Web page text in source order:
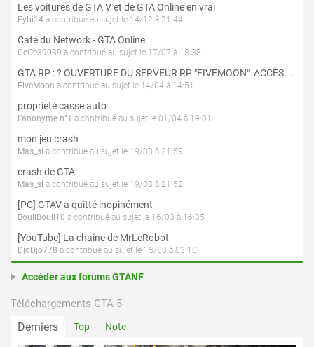
Les voitures de GTA V et de GTA Online en vrai
Eybi14 a contribué au sujet le 14/12 à 21:44
Café du Network - GTA Online
CeCe39039 a contribué au sujet le 17/07 à 18:38
GTA RP : ? OUVERTURE DU SERVEUR RP "FIVEMOON"  ACCÈS LIBRE ?
FiveMoon a contribué au sujet le 14/04 à 14:51
proprieté casse auto
L'anonyme n°1 a contribué au sujet le 01/04 à 19:01
mon jeu crash
Mas_si a contribué au sujet le 19/03 à 21:59
crash de GTA
Mas_si a contribué au sujet le 19/03 à 21:52
[PC] GTAV a quitté inopinément
BouliBouli10 a contribué au sujet le 16/03 à 16:35
[YouTube] La chaine de MrLeRobot
DjoDjo778 a contribué au sujet le 15/03 à 03:10
Accéder aux forums GTANF
Téléchargements GTA 5
Derniers Top Note